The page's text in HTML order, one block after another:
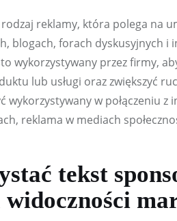
reklamy, która polega na
blogach, forach dyskusyjnych i
wykorzystywany przez firmy,
lub usługi oraz zwiększyć
wykorzystywany w połączeniu
reklama w mediach
tekst
widoczności